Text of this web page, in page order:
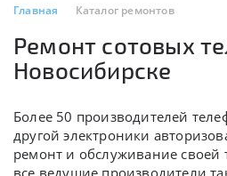
Главная Каталог ремонтов
Ремонт сотовых
Новосибирске
Более 50 производителей
другой электроники
ремонт и обслуживание своей